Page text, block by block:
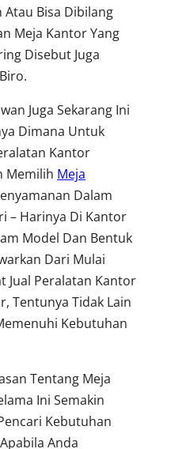
Atau Bisa Dibilang
Meja Kantor Yang
Disebut Juga
Juga Sekarang Ini
Dimana Untuk
Kantor
Memilih Meja
Dalam
– Harinya Di Kantor
Model Dan Bentuk
Dari Mulai
Jual Peralatan Kantor
Tentunya Tidak Lain
Kebutuhan
Tentang Meja
Ini Semakin
Kebutuhan
Anda